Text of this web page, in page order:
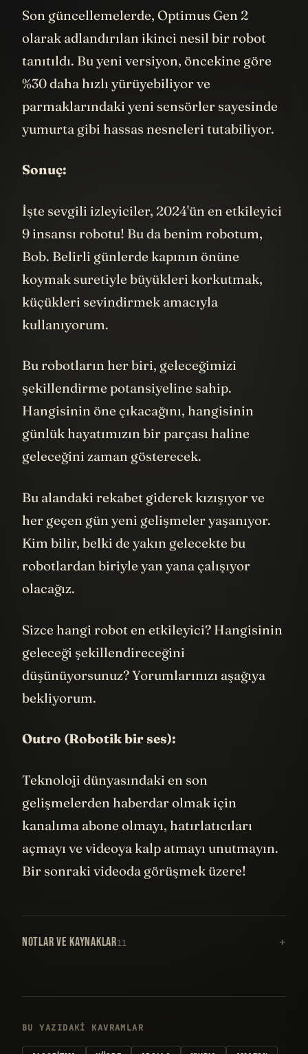
Son güncellemelerde, Optimus Gen 2
olarak adlandırılan ikinci nesil bir robot
tanıtıldı. Bu yeni versiyon, öncekine göre
%30 daha hızlı yürüyebiliyor ve
parmaklarındaki yeni sensörler sayesinde
İşte sevgili izleyiciler, 2024'ün en etkileyici
9 insansı robotu! Bu da benim robotum,
Bob. Belirli günlerde kapının önüne
koymak suretiyle büyükleri korkutmak,
küçükleri sevindirmek amacıyla
Bu robotların her biri, geleceğimizi
şekillendirme potansiyeline sahip.
Hangisinin öne çıkacağını, hangisinin
günlük hayatımızın bir parçası haline
Bu alandaki rekabet giderek kızışıyor ve
her geçen gün yeni gelişmeler yaşanıyor.
Kim bilir, belki de yakın gelecekte bu
robotlardan biriyle yan yana çalışıyor
Sizce hangi robot en etkileyici? Hangisinin
geleceği şekillendireceğini
düşünüyorsunuz? Yorumlarınızı aşağıya
Teknoloji dünyasındaki en son
gelişmelerden haberdar olmak için
kanalıma abone olmayı, hatırlatıcıları
açmayı ve videoya kalp atmayı unutmayın.
BU YAZIDAKI KAVRAMLAR